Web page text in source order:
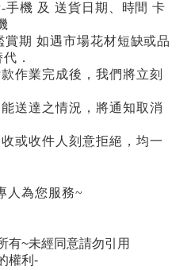
手機 及 送貨日期、時間 卡
期 如遇市場花材短缺或品
．
作業完成後，我們將立刻
送達之情況，將通知取消
或收件人刻意拒絕，均一
人為您服務~
有~未經同意請勿引用
權利-